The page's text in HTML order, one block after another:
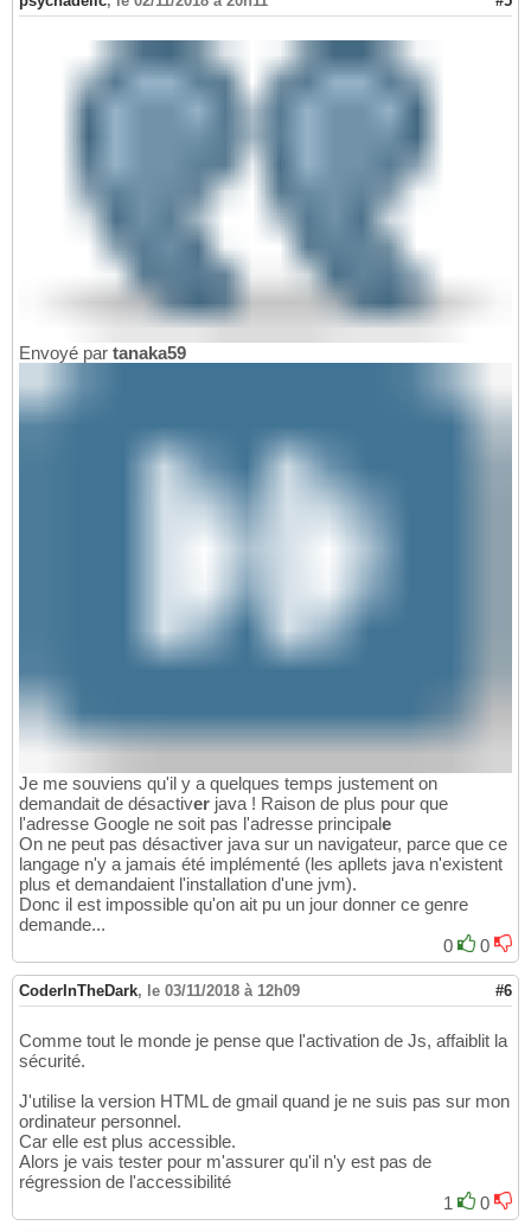
Envoyé par tanaka59
Je me souviens qu'il y a quelques temps justement on
demandait de désactiver java ! Raison de plus pour que
l'adresse Google ne soit pas l'adresse principale
On ne peut pas désactiver java sur un navigateur, parce que ce
langage n'y a jamais été implémenté (les apllets java n'existent
plus et demandaient l'installation d'une jvm).
Donc il est impossible qu'on ait pu un jour donner ce genre
demande...
0
0
CoderInTheDark, le 03/11/2018 à 12h09 #6
Comme tout le monde je pense que l'activation de Js, affaiblit la
sécurité.
J'utilise la version HTML de gmail quand je ne suis pas sur mon
ordinateur personnel.
Car elle est plus accessible.
Alors je vais tester pour m'assurer qu'il n'y est pas de
régression de l'accessibilité
1
0